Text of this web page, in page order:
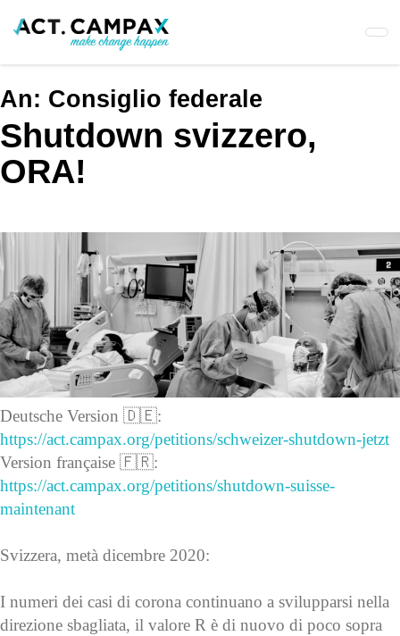
An: Consiglio federale
Shutdown svizzero,
ORA!
Deutsche Version 🇩🇪:
https://act.campax.org/petitions/schweizer-shutdown-jetzt
Version française 🇫🇷:
https://act.campax.org/petitions/shutdown-suisse-
maintenant
Svizzera, metà dicembre 2020:
I numeri dei casi di corona continuano a svilupparsi nella
direzione sbagliata, il valore R è di nuovo di poco sopra